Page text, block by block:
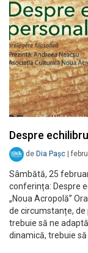
Despre
de Dia Pașc |
Sâmbătă, 25
conferința: Despre
„Noua Acropolă”
de circumstanțe, de
trebuie să ne
dinamică, trebuie să